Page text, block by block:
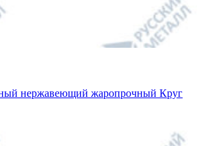
нержавеющий жаропрочный Круг